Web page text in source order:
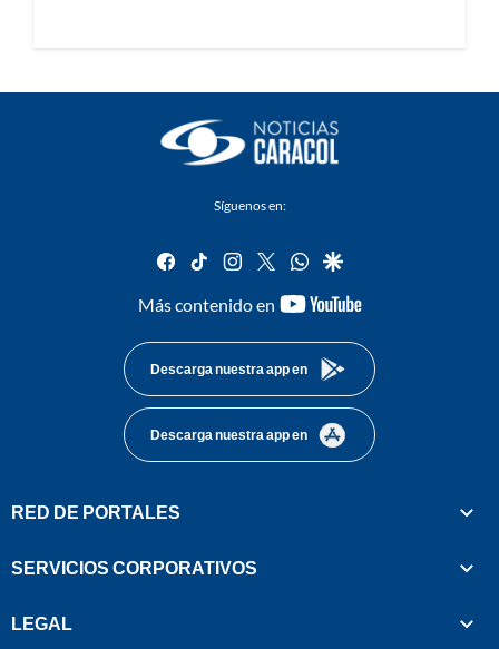
Síguenos en:
facebook
tiktok instagram
twitterwhatsapp
google
Más contenido en
youtube-
Descarga nuestra app en
Descarga nuestra app en
RED DE PORTALES
SERVICIOS CORPORATIVOS
LEGAL